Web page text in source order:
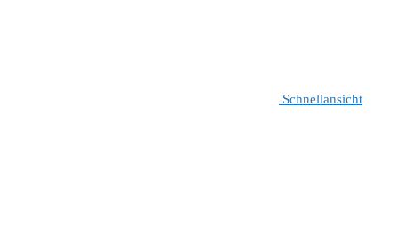
Schnellansicht